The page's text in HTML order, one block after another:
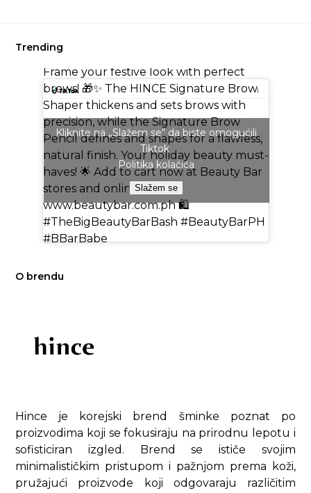
Trending
@beautybarph
Frame your festive look with perfect
brows! 🎁✨ The HINCE Signature Brow
Shaper thickens and sets brows with
precision, while the Signature Brow
Pencil defines and shapes for a flawless,
natural finish. Your holiday beauty must-
haves! 🌟 Add to cart now at Beauty Bar
stores and online at
www.beautybar.com.ph 🛍️
#TheBigBeautyBarBash #BeautyBarPH
#BBarBabe
Kliknite na „Slažem se“ da biste omogućili
Tiktok
Politika kolačića
Slažem se
O brendu
Hince je korejski brend šminke poznat po
proizvodima koji se fokusiraju na prirodnu lepotu i
sofisticiran izgled. Brend se ističe svojim
minimalističkim pristupom i pažnjom prema koži,
pružajući proizvode koji odgovaraju različitim